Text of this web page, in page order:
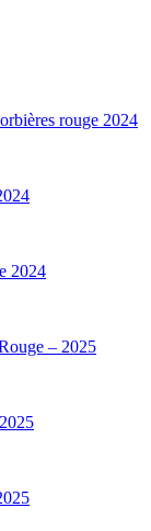
rouge 2024
2024
– 2025